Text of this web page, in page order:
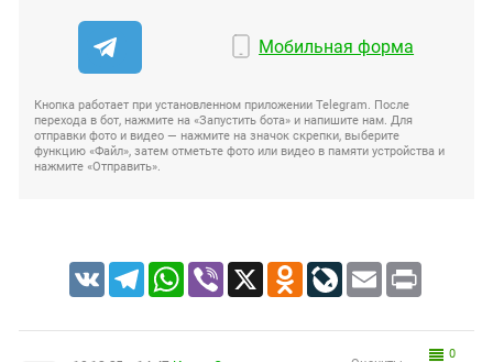
Мобильная форма
Кнопка работает при установленном приложении Telegram. После
перехода в бот, нажмите на «Запустить бота» и напишите нам. Для
отправки фото и видео — нажмите на значок скрепки, выберите
функцию «Файл», затем отметьте фото или видео в памяти устройства и
нажмите «Отправить».
VK TelegramWhatsApp
Viber X Odnoklassniki
LiveJournal
Email Print
0